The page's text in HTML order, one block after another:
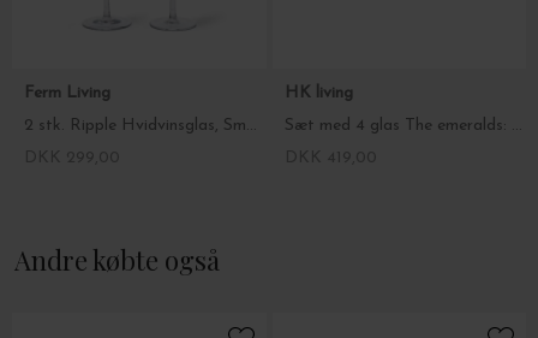
Ferm Living
2 stk. Ripple Hvidvinsglas, Smoked Grey
HK living
Sæt med 4 glas The emeralds: vinglas, lave, lime green
Andre købte også